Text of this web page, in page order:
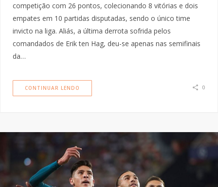
competição com 26 pontos, colecionando 8 vitórias e dois
empates em 10 partidas disputadas, sendo o único time
invicto na liga. Aliás, a última derrota sofrida pelos
comandados de Erik ten Hag, deu-se apenas nas semifinais
da…
CONTINUAR LENDO 0